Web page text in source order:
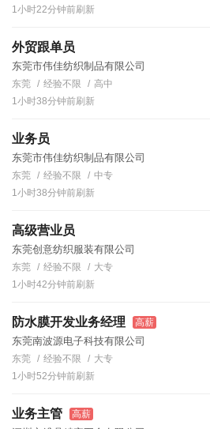
1小时22分钟前刷新
外贸跟单员
东莞市伟佳纺织制品有限公司
东莞 经验不限
高中
1小时38分钟前刷新
业务员
东莞市伟佳纺织制品有限公司
东莞 经验不限
中专
1小时38分钟前刷新
高级营业员
东莞创意纺织服装有限公司
东莞 经验不限
大专
1小时42分钟前刷新
防水膜开发业务经理 高薪
东莞南波源电子科技有限公司
东莞 经验不限
大专
1小时52分钟前刷新
业务主管 高薪